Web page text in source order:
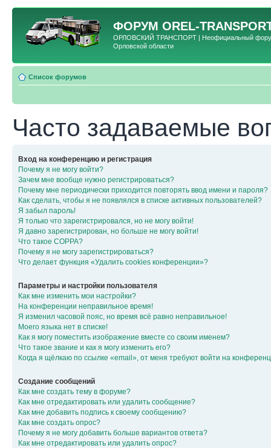
ФОРУМ OREL-
ОРЛОВСКИЙ ТРАНСПОРТ | Неофициальный форум
Орловской области
Список форумов
Часто задаваемые
Вход на конференцию и регистрация
Почему я не могу войти?
Зачем мне вообще нужно регистрироваться?
Почему мне периодически приходится повторять ввод имени и пароля?
Как сделать, чтобы я не появлялся в списке активных пользователей?
Я забыл пароль!
Я только что зарегистрировался, но не могу войти!
Я давно зарегистрирован, но больше не могу войти!
Что такое COPPA?
Почему я не могу зарегистрироваться?
Что делает функция «Удалить cookies конференции»?
Параметры и настройки пользователя
Как мне изменить мои настройки?
На конференции неправильное время!
Я изменил часовой пояс, но время всё равно неправильное!
Моего языка нет в списке!
Как я могу поместить изображение вместе со своим именем?
Что такое звание и как я могу изменить его?
Когда я щёлкаю по ссылке «email», от меня требуют войти на
Создание сообщений
Как мне создать тему в форуме?
Как мне отредактировать или удалить сообщение?
Как мне добавить подпись к своему сообщению?
Как мне создать опрос?
Почему я не могу добавить больше вариантов ответа?
Как мне отредактировать или удалить опрос?